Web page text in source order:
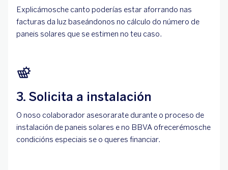
Explicámosche canto poderías estar aforrando nas
facturas da luz baseándonos no cálculo do número de
paneis solares que se estimen no teu caso.
3. Solicita a instalación
O noso colaborador asesorarate durante o proceso de
instalación de paneis solares e no BBVA ofrecerémosche
condicións especiais se o queres financiar.